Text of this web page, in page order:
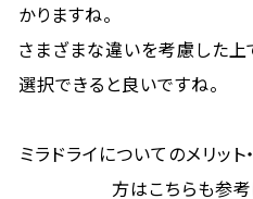
かりますね。
さまざまな違いを考慮した
選択できると良いですね。
ミラドライについてのメリット
方はこちらも参考